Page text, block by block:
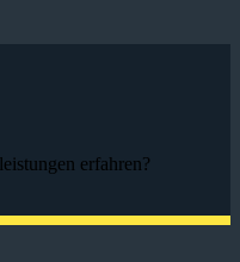
erfahren?